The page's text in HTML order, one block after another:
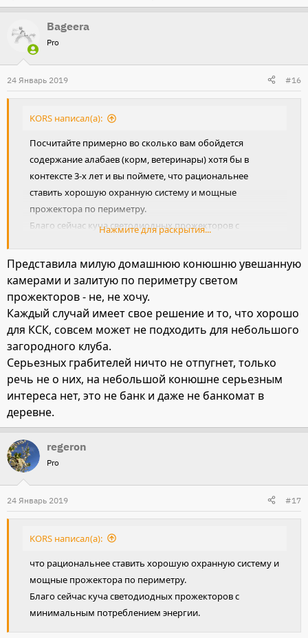
Bageera
Pro
24 Январь 2019 #16
KORS написал(а):
Посчитайте примерно во сколько вам обойдется
содержание алабаев (корм, ветеринары) хотя бы в
контексте 3-х лет и вы поймете, что рациональнее
ставить хорошую охранную систему и мощные
прожектора по периметру.
Благо сейчас куча светодиодных прожекторов с
спасут. В вот охранная система на основе прожекторов и
камер вполне отпугнет как мелких грабителей, так и
более серьезных.
Нажмите для раскрытия...
Представила милую домашнюю конюшню увешанную
камерами и залитую по периметру светом
прожекторов - не, не хочу.
Каждый случай имеет свое решение и то, что хорошо
для КСК, совсем может не подходить для небольшого
загородного клуба.
Серьезных грабителей ничто не отпугнет, только
речь не о них, на небольшой конюшне серьезным
интереса нет, это не банк и даже не банкомат в
деревне.
regeron
Pro
24 Январь 2019 #17
KORS написал(а):
что рациональнее ставить хорошую охранную систему и
мощные прожектора по периметру.
Благо сейчас куча светодиодных прожекторов с
минимальным потреблением энергии.